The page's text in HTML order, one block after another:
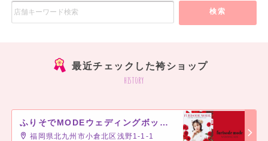
検索
最近チェックした袴ショップ
history
ふりそでMODEウェディングボックス アミュプラザ小倉店
福岡県北九州市小倉北区浅野1-1-1